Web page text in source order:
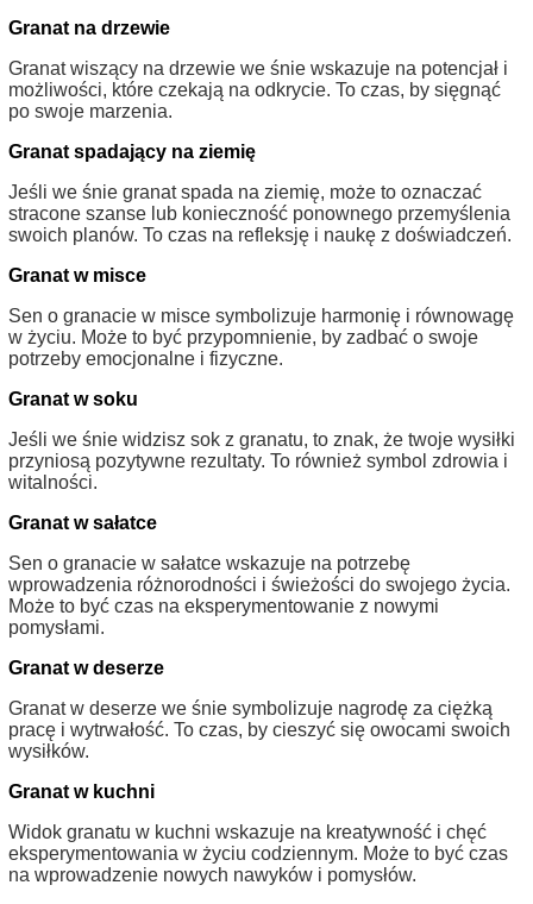
Granat na drzewie
Granat wiszący na drzewie we śnie wskazuje na potencjał i
możliwości, które czekają na odkrycie. To czas, by sięgnąć
po swoje marzenia.
Granat spadający na ziemię
Jeśli we śnie granat spada na ziemię, może to oznaczać
stracone szanse lub konieczność ponownego przemyślenia
swoich planów. To czas na refleksję i naukę z doświadczeń.
Granat w misce
Sen o granacie w misce symbolizuje harmonię i równowagę
w życiu. Może to być przypomnienie, by zadbać o swoje
potrzeby emocjonalne i fizyczne.
Granat w soku
Jeśli we śnie widzisz sok z granatu, to znak, że twoje wysiłki
przyniosą pozytywne rezultaty. To również symbol zdrowia i
witalności.
Granat w sałatce
Sen o granacie w sałatce wskazuje na potrzebę
wprowadzenia różnorodności i świeżości do swojego życia.
Może to być czas na eksperymentowanie z nowymi
pomysłami.
Granat w deserze
Granat w deserze we śnie symbolizuje nagrodę za ciężką
pracę i wytrwałość. To czas, by cieszyć się owocami swoich
wysiłków.
Granat w kuchni
Widok granatu w kuchni wskazuje na kreatywność i chęć
eksperymentowania w życiu codziennym. Może to być czas
na wprowadzenie nowych nawyków i pomysłów.